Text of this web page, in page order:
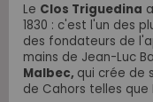
Le Clos Triguedina
1830 : c'est l'un des
des fondateurs de
mains de Jean-Luc
Malbec, qui crée de
de Cahors telles que